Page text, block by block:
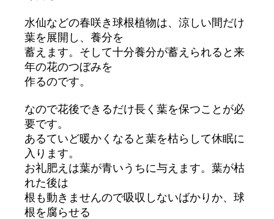
水仙などの春咲き球根植物は、涼しい間だけ
葉を展開し、養分を
蓄えます。そして十分養分が蓄えられると来
年の花のつぼみを
作るのです。
なので花後できるだけ長く葉を保つことが必
要です。
あるていど暖かくなると葉を枯らして休眠に
入ります。
お礼肥えは葉が青いうちに与えます。葉が枯
れた後は
根も動きませんので吸収しないばかりか、球
根を腐らせる